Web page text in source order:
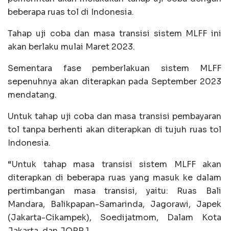
beberapa ruas tol di Indonesia.
Tahap uji coba dan masa transisi sistem MLFF ini
akan berlaku mulai Maret 2023.
Sementara fase pemberlakuan sistem MLFF
sepenuhnya akan diterapkan pada September 2023
mendatang.
Untuk tahap uji coba dan masa transisi pembayaran
tol tanpa berhenti akan diterapkan di tujuh ruas tol
Indonesia.
“Untuk tahap masa transisi sistem MLFF akan
diterapkan di beberapa ruas yang masuk ke dalam
pertimbangan masa transisi, yaitu: Ruas Bali
Mandara, Balikpapan-Samarinda, Jagorawi, Japek
(Jakarta-Cikampek), Soedijatmom, Dalam Kota